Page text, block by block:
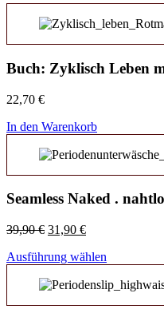
Buch: Zyklisch Leben
22,70 €
In den Warenkorb
Seamless Naked .
39,90€ Ursprünglicher
war:
31,90 €Aktueller
ist:
Ausführung wählen